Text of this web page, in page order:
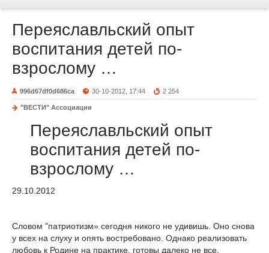
Переяславльский опыт
воспитания детей по-
взрослому …
996d67df0d686ca 30-10-2012, 17:44 2 254
"ВЕСТИ" Ассоциации
Переяславльский опыт
воспитания детей по-
взрослому …
29.10.2012
Словом "патриотизм» сегодня никого не удивишь. Оно снова
у всех на слуху и опять востребовано. Однако реализовать
любовь к Родине на практике, готовы далеко не все.